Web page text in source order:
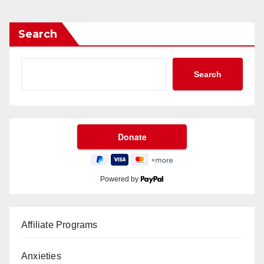
Search
Search
Powered by
Affiliate Programs
Anxieties